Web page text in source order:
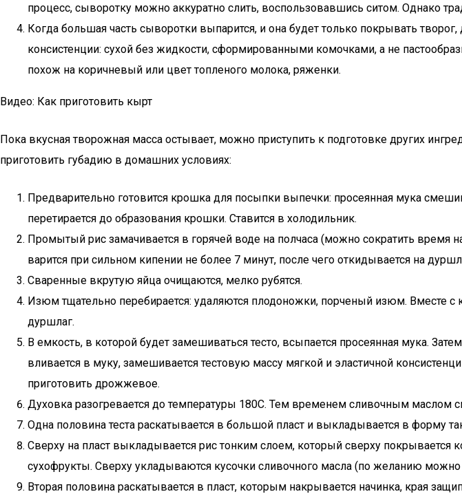
процесс, сыворотку можно аккуратно слить, воспользовавшись ситом. Однако
Когда большая часть сыворотки выпарится, и она будет только покрывать
консистенции: сухой без жидкости, сформированными комочками, а не
похож на коричневый или цвет топленого молока, ряженки.
Видео: Как приготовить кырт
Пока вкусная творожная масса остывает, можно приступить к подготовке других
приготовить губадию в домашних условиях:
Предварительно готовится крошка для посыпки выпечки: просеянная мука
перетирается до образования крошки. Ставится в холодильник.
Промытый рис замачивается в горячей воде на полчаса (можно сократить
варится при сильном кипении не более 7 минут, после чего откидывается на
Сваренные вкрутую яйца очищаются, мелко рубятся.
Изюм тщательно перебирается: удаляются плодоножки, порченый изюм. Вместе с
дуршлаг.
В емкость, в которой будет замешиваться тесто, всыпается просеянная мука.
вливается в муку, замешивается тестовую массу мягкой и эластичной
приготовить дрожжевое.
Духовка разогревается до температуры 180С. Тем временем сливочным маслом
Одна половина теста раскатывается в большой пласт и выкладывается в форму
Сверху на пласт выкладывается рис тонким слоем, который сверху покрывается
сухофрукты. Сверху укладываются кусочки сливочного масла (по желанию
Вторая половина раскатывается в пласт, которым накрывается начинка, края